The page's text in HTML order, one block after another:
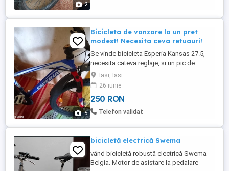
2
5
Bicicleta de vanzare la un pret
modest! Necesita ceva retuauri!
Se vinde bicicleta Esperia Kansas 27.5,
necesita cateva reglaje, si un pic de
investitie echipata cu Shimano, roti cu
jante double si cauciuxuri noi. Frana pe
disc doar pe spate. Nu sa Mai folosit de
vreo 2 Ani de zile! Pret neg 250 lei.
Iasi, Iasi
26 iunie
250 RON
Telefon validat
bicicletă electrică Swema
vând bicicletă robustă electrică Swema -
Belgia. Motor de asistare la pedalare